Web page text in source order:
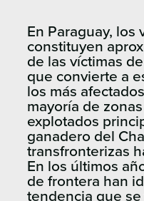
En Paraguay, los
constituyen
de las víctimas
que convierte a
los más
mayoría de
explotados
ganadero del
transfronterizas
En los últimos
de frontera han
tendencia que